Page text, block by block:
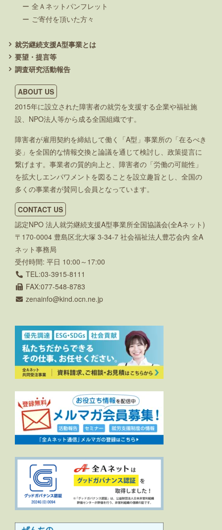
全Ａネットパンフレット
ご寄付を頂いた方々
就労継続支援A型事業とは
要望・提言等
調査研究活動報告
ABOUT US
2015年に設立された障害者の就労を支援する企業や福祉施
設、NPO法人等から成る全国組織です。
障害者が雇用契約を締結して働く「A型」事業所の「在るべき
姿」を全国的な情報交換と論議を通じて検討し、政策提言に
繋げます。事業者の質的向上と、障害者の「労働の可能性」
を拡大しエンパワメントを図ることを設立趣旨とし、全国の
多くの事業者が賛同し会員となっています。
CONTACT US
認定NPO 法人就労継続支援A型事業所全国協議会(全Aネット)
〒170-0004 豊島区北大塚 3-34-7 社会福祉法人豊芯会内 全A
ネット事務局
受付時間: 平日 10:00～17:00
TEL:03-3915-8111
FAX:077-548-8783
zenainfo
kind.ocn.ne.jp